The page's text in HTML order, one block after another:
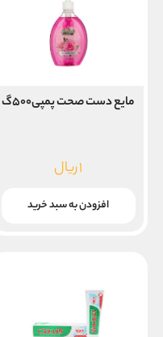
مایع دست صحت پمپی۵۰۰گ
۱ریال
افزودن به سبد خرید